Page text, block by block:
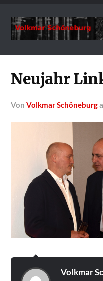
Neujahr
vonVolkmar Schöneburg
Volkmar